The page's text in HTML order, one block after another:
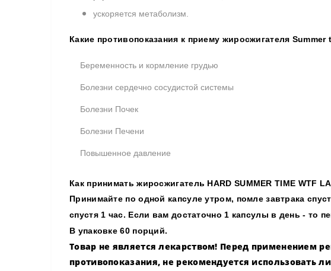
ускоряется метаболизм.
Какие противопоказания к приему жиросжигателя
Беременность и кормление грудью
Болезни сердечно сосудистой системы
Болезни Почек
Болезни Печени
Повышенное давление
Как принимать жиросжигатель HARD SUMMER TIME WTF
Принимайте по одной капсуле утром, помле завтрака
спустя 1 час. Если вам достаточно 1 капсулы в день - то
В упаковке 60 порций.
Товар не является лекарством! Перед применением
противопоказания, не рекомендуется использовать